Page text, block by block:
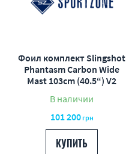
Фоил комплект Slingshot
Phantasm Carbon Wide
Mast 103cm (40.5“) V2
В наличии
101 200грн
КУПИТЬ